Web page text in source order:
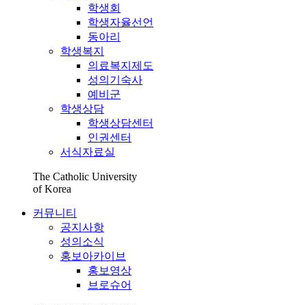
학생회
학생자율선언
동아리
학생복지
의료복지제도
성의기숙사
예비군
학생상담
학생상담센터
인권센터
서식자료실
The Catholic University
of Korea
커뮤니티
공지사항
성의소식
홍보아카이브
홍보영상
브로슈어